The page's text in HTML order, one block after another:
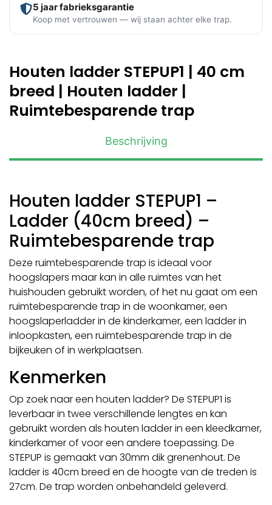
5 jaar fabrieksgarantie
Koop met vertrouwen — wij staan achter elke trap.
Houten ladder STEPUP1 | 40 cm
breed | Houten ladder |
Ruimtebesparende trap
Beschrijving
Houten ladder STEPUP1 –
Ladder (40cm breed) –
Ruimtebesparende trap
Deze ruimtebesparende trap is ideaal voor
hoogslapers maar kan in alle ruimtes van het
huishouden gebruikt worden, of het nu gaat om een
ruimtebesparende trap in de woonkamer, een
hoogslaperladder in de kinderkamer, een ladder in
inloopkasten, een ruimtebesparende trap in de
bijkeuken of in werkplaatsen.
Kenmerken
Op zoek naar een houten ladder? De STEPUP1 is
leverbaar in twee verschillende lengtes en kan
gebruikt worden als houten ladder in een kleedkamer,
kinderkamer of voor een andere toepassing. De
STEPUP is gemaakt van 30mm dik grenenhout. De
ladder is 40cm breed en de hoogte van de treden is
27cm. De trap worden onbehandeld geleverd.